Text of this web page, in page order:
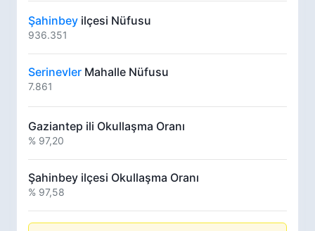
Şahinbey ilçesi Nüfusu
936.351
Serinevler Mahalle Nüfusu
7.861
Gaziantep ili Okullaşma Oranı
% 97,20
Şahinbey ilçesi Okullaşma Oranı
% 97,58